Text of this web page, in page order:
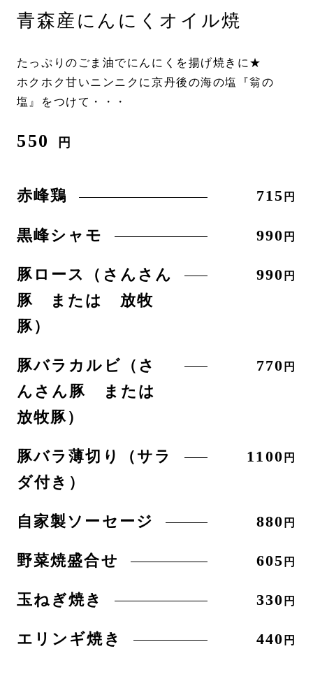
青森産にんにくオイル焼
たっぷりのごま油でにんにくを揚げ焼きに★
ホクホク甘いニンニクに京丹後の海の塩『翁の
塩』をつけて・・・
550 円
赤峰鶏 715 円
黒峰シャモ 990 円
豚ロース（さんさん
豚 または 放牧
豚）
990 円
豚バラカルビ（さ
んさん豚 または
放牧豚）
770 円
豚バラ薄切り（サラ
ダ付き）
1100 円
自家製ソーセージ 880 円
野菜焼盛合せ 605 円
玉ねぎ焼き 330 円
エリンギ焼き 440 円